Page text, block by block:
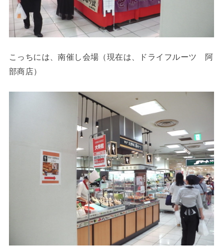
こっちには、南催し会場（現在は、ドライフルーツ 阿
部商店）